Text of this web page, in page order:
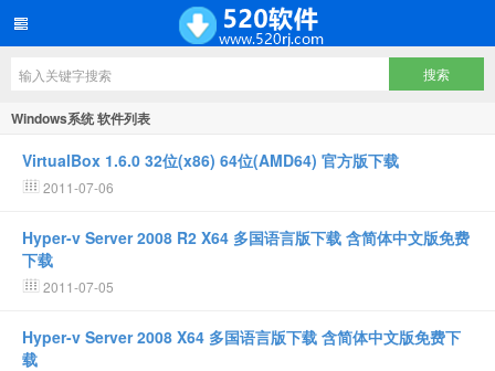
Windows系统 软件列表
VirtualBox 1.6.0 32位(x86) 64位(AMD64) 官方版下载
2011-07-06
Hyper-v Server 2008 R2 X64 多国语言版下载 含简体中文版免费
下载
2011-07-05
Hyper-v Server 2008 X64 多国语言版下载 含简体中文版免费下
载